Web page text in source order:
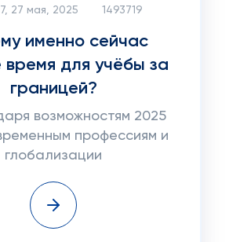
27 мая, 2025 1493719
именно сейчас
для учёбы за
границей?
возможностям 2025
профессиям и
глобализации